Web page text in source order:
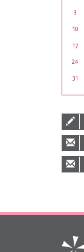
3
10
17
24
31